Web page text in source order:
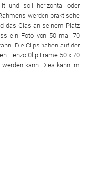
und soll horizontal oder
werden praktische
das Glas an seinem Platz
ein Foto von 50 mal 70
Die Clips haben auf der
Henzo Clip Frame 50 x 70
kann. Dies kann im